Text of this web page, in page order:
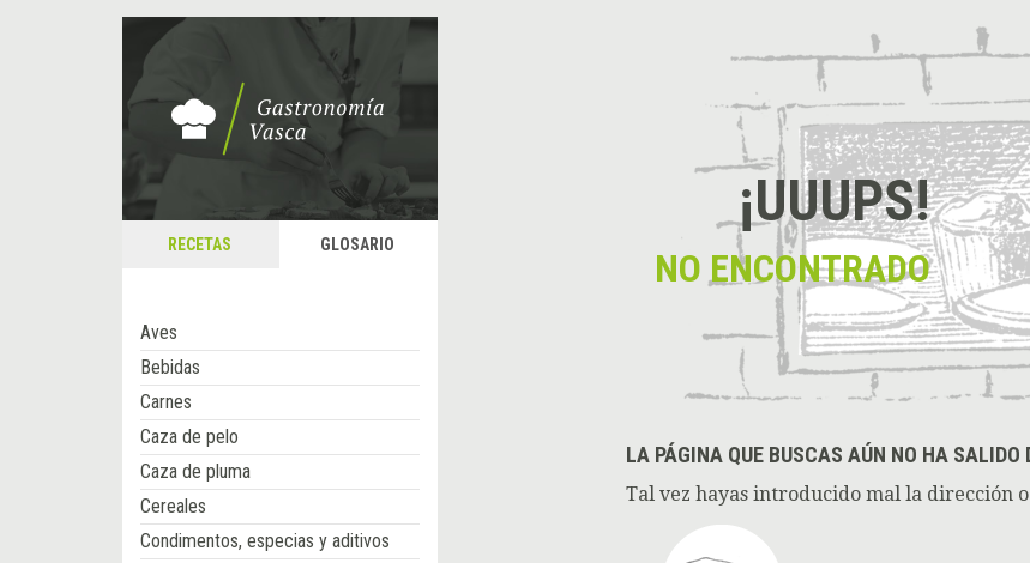
RECETAS GLOSARIO
Aves
Bebidas
Carnes
Caza de pelo
Caza de pluma
Cereales
Condimentos, especias y aditivos
¡UUUPS!
NO ENCONTRADO
LA PÁGINA QUE BUSCAS AÚN NO HA SALIDO
Tal vez hayas introducido mal la dirección